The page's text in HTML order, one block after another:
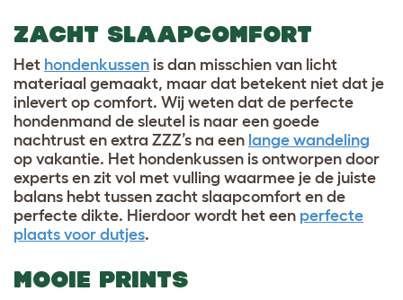
ZACHT SLAAPCOMFORT
Het hondenkussen is dan misschien van licht
materiaal gemaakt, maar dat betekent niet dat je
inlevert op comfort. Wij weten dat de perfecte
hondenmand de sleutel is naar een goede
nachtrust en extra ZZZ’s na een lange wandeling
op vakantie. Het hondenkussen is ontworpen door
experts en zit vol met vulling waarmee je de juiste
balans hebt tussen zacht slaapcomfort en de
perfecte dikte. Hierdoor wordt het een perfecte
plaats voor dutjes.
MOOIE PRINTS